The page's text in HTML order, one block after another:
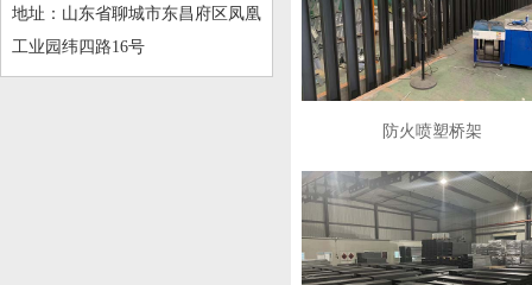
地址：山东省聊城市东昌府区凤凰
工业园纬四路16号
防火喷塑桥架